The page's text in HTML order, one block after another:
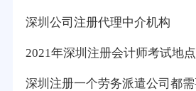
深圳公司注册代理中介机构
2021年深圳注册会计师考试地
深圳注册一个劳务派遣公司都